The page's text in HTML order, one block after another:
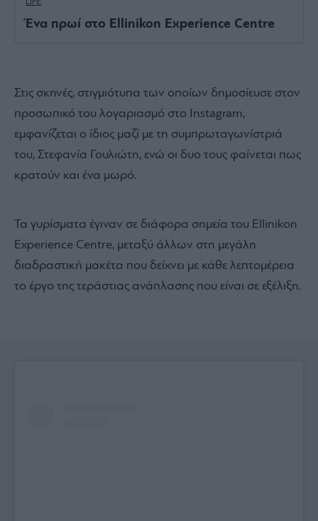
LIFE
Ένα πρωί στο Ellinikon Experience Centre
Στις σκηνές, στιγμιότυπα των οποίων δημοσίευσε στον
προσωπικό του λογαριασμό στο Instagram,
εμφανίζεται ο ίδιος μαζί με τη συμπρωταγωνίστριά
του, Στεφανία Γουλιώτη, ενώ οι δυο τους φαίνεται πως
κρατούν και ένα μωρό.
Τα γυρίσματα έγιναν σε διάφορα σημεία του Ellinikon
Experience Centre, μεταξύ άλλων στη μεγάλη
διαδραστική μακέτα που δείχνει με κάθε λεπτομέρεια
το έργο της τεράστιας ανάπλασης που είναι σε εξέλιξη.